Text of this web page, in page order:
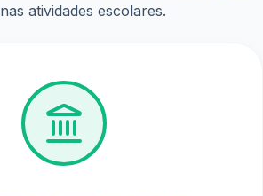
nas atividades escolares.